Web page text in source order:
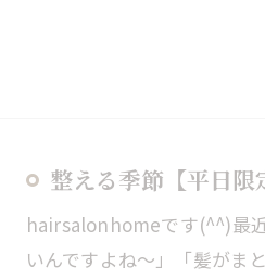
整える季節【平日限
hairsalonhomeです(^^)最
いんですよね～」「髪が